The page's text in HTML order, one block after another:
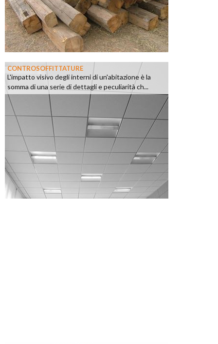
CONTROSOFFITTATURE
L'impatto visivo degli interni di un'abitazione è la
somma di una serie di dettagli e peculiarità ch...